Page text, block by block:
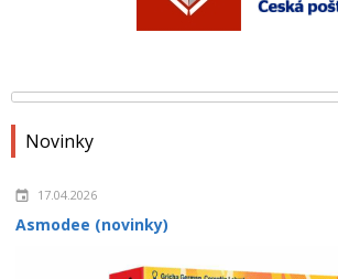
Novinky
17.04.2026
Asmodee (novinky)